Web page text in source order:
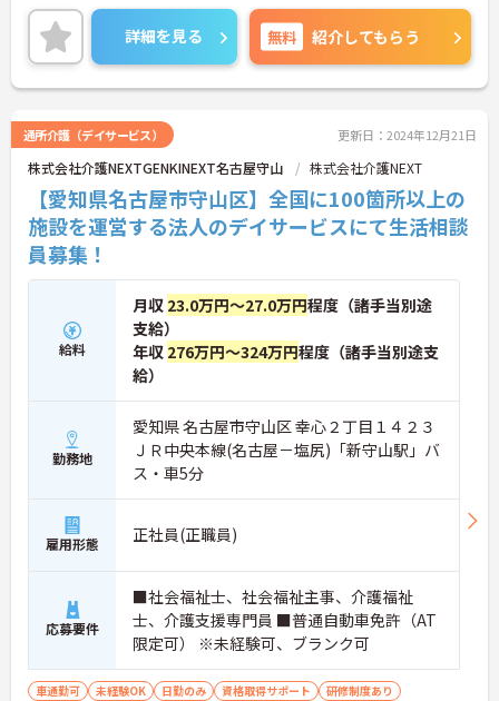
詳細を見る 無料 紹介してもらう
通所介護（デイサービス） 更新日：2024年12月21日
株式会社介護NEXTGENKINEXT名古屋守山 株式会社介護NEXT
【愛知県名古屋市守山区】全国に100箇所以上の
施設を運営する法人のデイサービスにて生活相談
員募集！
給料
月収 23.0万円～27.0万円程度（諸手当別途
支給）
年収 276万円～324万円程度（諸手当別途支
給）
勤務地
愛知県 名古屋市守山区 幸心２丁目１４２３
ＪＲ中央本線(名古屋－塩尻)「新守山駅」バ
ス・車5分
雇用形態 正社員(正職員)
応募要件
■社会福祉士、社会福祉主事、介護福祉
士、介護支援専門員 ■普通自動車免許（AT
限定可） ※未経験可、ブランク可
車通勤可 未経験OK 日勤のみ 資格取得サポート 研修制度あり